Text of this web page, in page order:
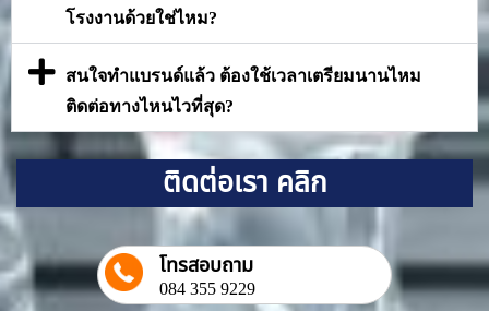
โรงงานด้วยใช่ไหม?
สนใจทำแบรนด์แล้ว ต้องใช้เวลาเตรียมนานไหม
ติดต่อทางไหนไวที่สุด?
ติดต่อเรา คลิก
โทรสอบถาม
084 355 9229